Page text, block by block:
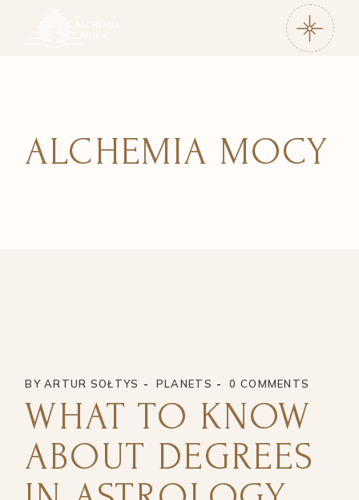
ALCHEMIA MOCY
BY ARTUR SOŁTYS PLANETS 0 COMMENTS
WHAT TO KNOW
ABOUT DEGREES